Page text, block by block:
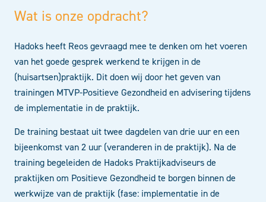
Wat is onze opdracht?
Hadoks heeft Reos gevraagd mee te denken om het voeren
van het goede gesprek werkend te krijgen in de
(huisartsen)praktijk. Dit doen wij door het geven van
trainingen MTVP-Positieve Gezondheid en advisering tijdens
de implementatie in de praktijk.
De training bestaat uit twee dagdelen van drie uur en een
bijeenkomst van 2 uur (veranderen in de praktijk). Na de
training begeleiden de Hadoks Praktijkadviseurs de
praktijken om Positieve Gezondheid te borgen binnen de
werkwijze van de praktijk (fase: implementatie in de